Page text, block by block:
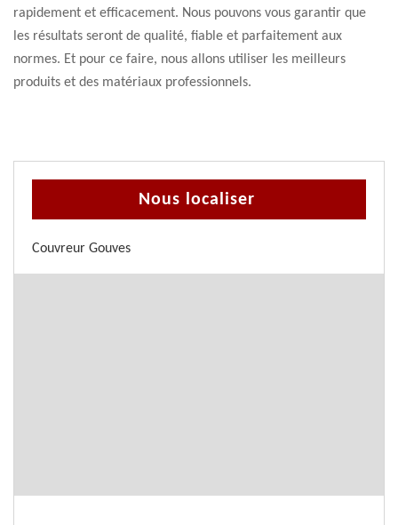
rapidement et efficacement. Nous pouvons vous garantir que
les résultats seront de qualité, fiable et parfaitement aux
normes. Et pour ce faire, nous allons utiliser les meilleurs
produits et des matériaux professionnels.
Nous localiser
Couvreur Gouves